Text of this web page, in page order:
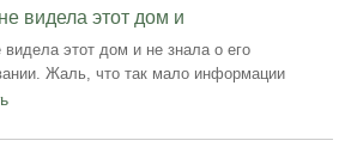
видела этот дом и
видела этот дом и не знала о его
Жаль, что так мало информации